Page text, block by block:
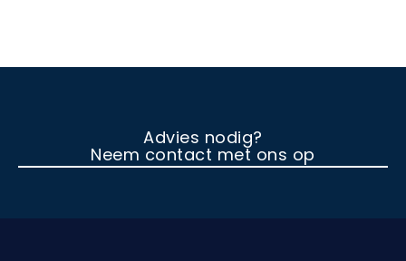
Advies nodig?
Neem contact met ons op